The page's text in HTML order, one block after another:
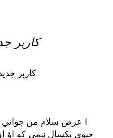
کاربر
حىوى يكسال نيمي كه اؤ